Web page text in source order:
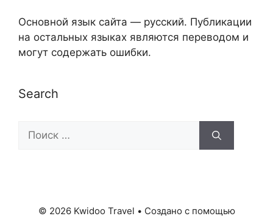
Основной язык сайта — русский. Публикации
на остальных языках являются переводом и
могут содержать ошибки.
Search
Поиск:
© 2026 Kwidoo Travel • Создано с помощью